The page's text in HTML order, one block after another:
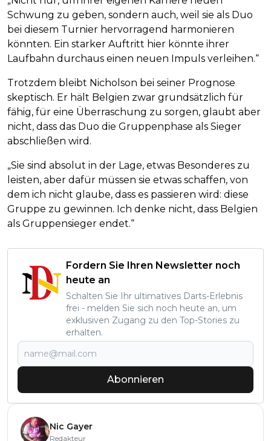
Schwung zu geben, sondern auch, weil sie als Duo
bei diesem Turnier hervorragend harmonieren
könnten. Ein starker Auftritt hier könnte ihrer
Laufbahn durchaus einen neuen Impuls verleihen.“
Trotzdem bleibt Nicholson bei seiner Prognose
skeptisch. Er hält Belgien zwar grundsätzlich für
fähig, für eine Überraschung zu sorgen, glaubt aber
nicht, dass das Duo die Gruppenphase als Sieger
abschließen wird.
„Sie sind absolut in der Lage, etwas Besonderes zu
leisten, aber dafür müssen sie etwas schaffen, von
dem ich nicht glaube, dass es passieren wird: diese
Gruppe zu gewinnen. Ich denke nicht, dass Belgien
als Gruppensieger endet.“
Fordern Sie Ihren Newsletter noch
heute an
Schalten Sie Ihr ultimatives Darts-Erlebnis
frei - melden Sie sich noch heute an, um
exklusiven Zugang zu den Top-Stories zu
erhalten.
Abonnieren
Nic Gayer
Redakteur